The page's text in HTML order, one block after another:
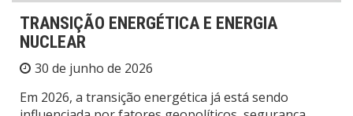
TRANSIÇÃO ENERGÉTICA E ENERGIA
NUCLEAR
30 de junho de 2026
Em 2026, a transição energética já está sendo